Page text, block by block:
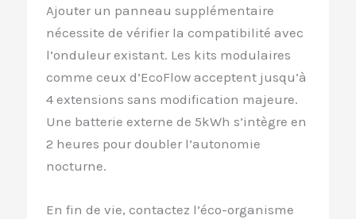
Ajouter un panneau supplémentaire
nécessite de vérifier la compatibilité avec
l’onduleur existant. Les kits modulaires
comme ceux d’EcoFlow acceptent jusqu’à
4 extensions sans modification majeure.
Une batterie externe de 5kWh s’intègre en
2 heures pour doubler l’autonomie
nocturne.
En fin de vie, contactez l’éco-organisme